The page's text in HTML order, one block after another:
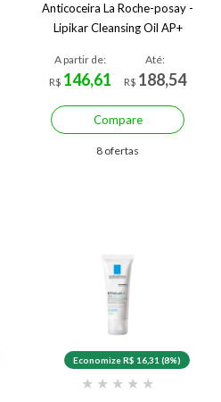
Anticoceira La Roche-posay -
Lipikar Cleansing Oil AP+
A partir de:
R$ 146,61
Até:
R$ 188,54
Compare
8 ofertas
Economize R$ 16,31 (8%)
★ ★ ★ ★ ★